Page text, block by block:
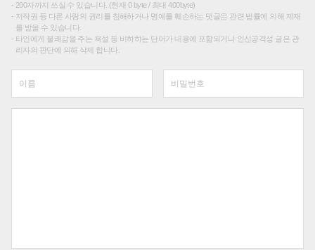
200자까지 쓰실 수 있습니다. (현재 0 byte / 최대 400byte)
저작권 등 다른 사람의 권리를 침해하거나 명예를 훼손하는 댓글은 관련 법률에 의해 제재
를 받을 수 있습니다.
타인에게 불쾌감을 주는 욕설 등 비하하는 단어가 내용에 포함되거나 인신공격성 글은 관
리자의 판단에 의해 삭제 합니다.